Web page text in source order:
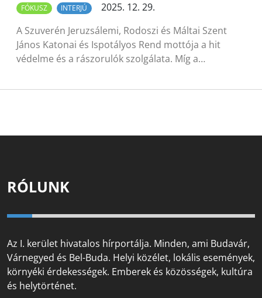
FÓKUSZ INTERJÚ
2025. 12. 29.
A Szuverén Jeruzsálemi, Rodoszi és Máltai Szent
János Katonai és Ispotályos Rend mottója a hit
védelme és a rászorulók szolgálata. Míg a…
RÓLUNK
Az I. kerület hivatalos hírportálja. Minden, ami Budavár,
Várnegyed és Bel-Buda. Helyi közélet, lokális események,
környéki érdekességek. Emberek és közösségek, kultúra
és helytörténet.